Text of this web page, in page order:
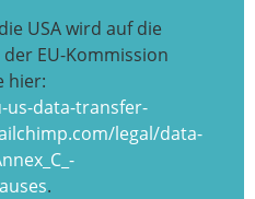
USA wird auf die
EU-Kommission
hier:
data-transfer-
legal/data-
.